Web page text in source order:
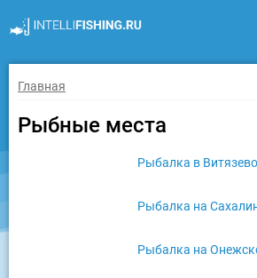
Главная
Рыбные места
Рыбалка в Витязево
Рыбалка на
Рыбалка на